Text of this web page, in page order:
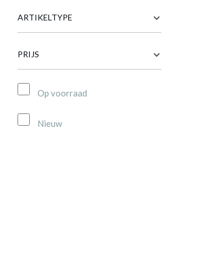
ARTIKELTYPE
PRIJS
Op voorraad
Nieuw